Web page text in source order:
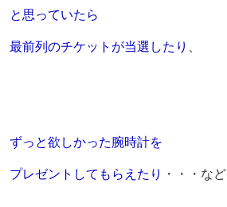
と思っていたら
最前列のチケットが当選したり
ずっと欲しかった腕時計を
プレゼントしてもらえたり ・・・など